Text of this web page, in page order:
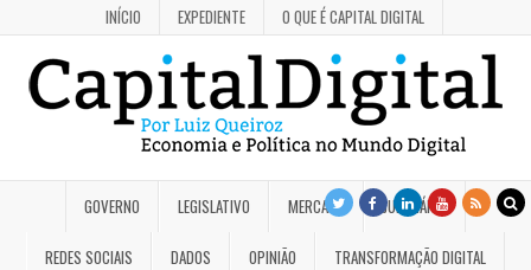
INÍCIO EXPEDIENTE O QUE É CAPITAL DIGITAL
GOVERNO LEGISLATIVO MERCADO JUDICIÁRIO
REDES SOCIAIS DADOS OPINIÃO TRANSFORMAÇÃO DIGITAL